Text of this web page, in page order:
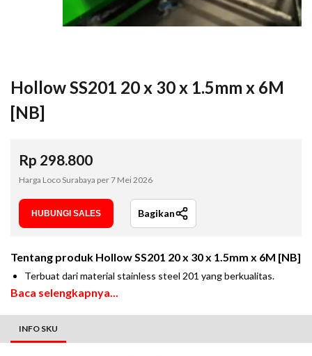
Hollow SS201 20 x 30 x 1.5mm x 6M
[NB]
Rp 298.800
Harga Loco Surabaya per7 Mei 2026
HUBUNGI SALES Bagikan
Tentang produk Hollow SS201 20 x 30 x 1.5mm x 6M [NB]
Terbuat dari material stainless steel 201 yang berkualitas.
Baca selengkapnya...
INFO SKU